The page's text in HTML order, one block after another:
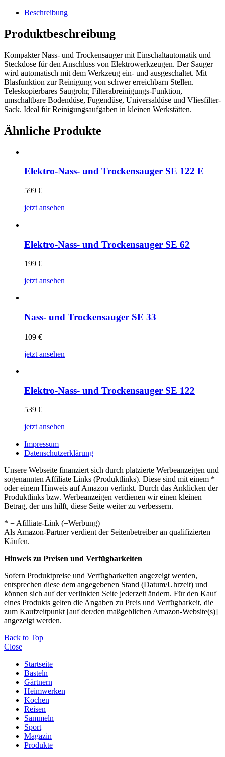
Beschreibung
Produktbeschreibung
Kompakter Nass- und Trockensauger mit Einschaltautomatik und
Steckdose für den Anschluss von Elektrowerkzeugen. Der Sauger
wird automatisch mit dem Werkzeug ein- und ausgeschaltet. Mit
Blasfunktion zur Reinigung von schwer erreichbarn Stellen.
Teleskopierbares Saugrohr, Filterabreinigungs-Funktion,
umschaltbare Bodendüse, Fugendüse, Universaldüse und Vliesfilter-
Sack. Ideal für Reinigungsaufgaben in kleinen Werkstätten.
Ähnliche Produkte
Elektro-Nass- und Trockensauger SE 122 E
599 €
jetzt ansehen
Elektro-Nass- und Trockensauger SE 62
199 €
jetzt ansehen
Nass- und Trockensauger SE 33
109 €
jetzt ansehen
Elektro-Nass- und Trockensauger SE 122
539 €
jetzt ansehen
Impressum
Datenschutzerklärung
Unsere Webseite finanziert sich durch platzierte Werbeanzeigen und
sogenannten Affiliate Links (Produktlinks). Diese sind mit einem *
oder einem Hinweis auf Amazon verlinkt. Durch das Anklicken der
Produktlinks bzw. Werbeanzeigen verdienen wir einen kleinen
Betrag, der uns hilft, diese Seite weiter zu verbessern.
* = Afilliate-Link (=Werbung)
Als Amazon-Partner verdient der Seitenbetreiber an qualifizierten
Käufen.
Hinweis zu Preisen und Verfügbarkeiten
Sofern Produktpreise und Verfügbarkeiten angezeigt werden,
entsprechen diese dem angegebenen Stand (Datum/Uhrzeit) und
können sich auf der verlinkten Seite jederzeit ändern. Für den Kauf
eines Produkts gelten die Angaben zu Preis und Verfügbarkeit, die
zum Kaufzeitpunkt [auf der/den maßgeblichen Amazon-Website(s)]
angezeigt werden.
Back to Top
Close
Startseite
Basteln
Gärtnern
Heimwerken
Kochen
Reisen
Sammeln
Sport
Magazin
Produkte